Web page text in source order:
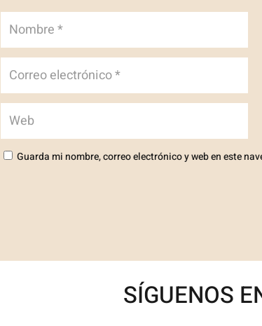
Guarda mi nombre, correo electrónico y web en este
SÍGUENOS